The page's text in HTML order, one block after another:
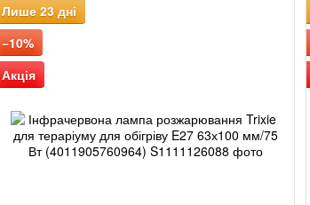
Лише 23 дні
−10%
Акція